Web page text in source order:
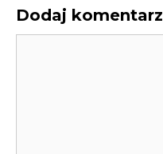
Dodaj komentarz